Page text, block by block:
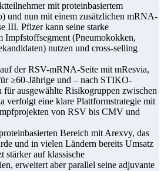
mit proteinbasiertem
und nun mit einem zusätzlichen mRNA-
III. Pfizer kann seine starke
Impfstoffsegment (Pneumokokken,
nutzen und cross-selling
der RSV-mRNA-Seite mit mResvia,
≥60-Jährige und – nach STIKO-
für ausgewählte Risikogruppen zwischen
verfolgt eine klare Plattformstrategie mit
von RSV bis CMV und
Bereich mit Arexvy, das
und in vielen Ländern bereits Umsatz
stärker auf klassische
erweitert aber parallel seine adjuvante